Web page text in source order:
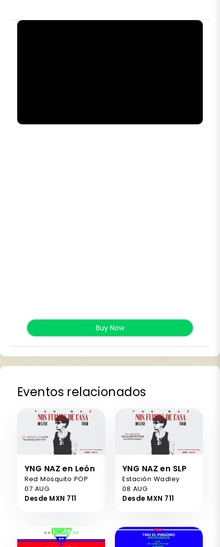
Buy Now
Eventos relacionados
YNG NAZ en León
Red Mosquito POP
07 AUG
Desde MXN 711
YNG NAZ en SLP
Estación Wadley
08 AUG
Desde MXN 711